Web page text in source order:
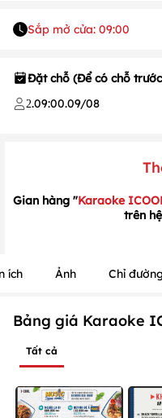
Sắp mở cửa: 09:00
Đặt chỗ (Để có chỗ
2.09:00.09/08
Gian hàng "Karaoke
trên
ích Ảnh Chỉ đường
Bảng giá Karaoke
Tất cả